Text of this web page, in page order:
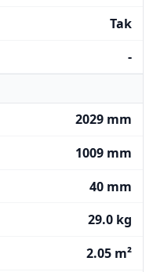
Tak
-
2029 mm
1009 mm
40 mm
29.0 kg
2.05 m²